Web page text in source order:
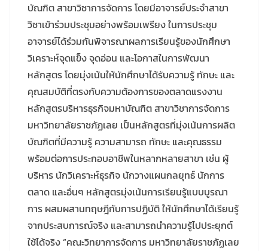
บัณฑิต สาขาวิชาการจัดการ โดยมีอาจารย์ประจำสาขา
วิชาเข้าร่วมประชุมอย่างพร้อมเพรียง ในการประชุม
อาจารย์ได้ร่วมกันพิจารณาผลการเรียนรู้ของนักศึกษา
วิเคราะห์จุดแข็ง จุดอ่อน และโอกาสในการพัฒนา
หลักสูตร โดยมุ่งเน้นให้นักศึกษาได้รับความรู้ ทักษะ และ
คุณสมบัติที่ตรงกับความต้องการของตลาดแรงงาน
หลักสูตรบริหารธุรกิจมหาบัณฑิต สาขาวิชาการจัดการ
มหาวิทยาลัยราชภัฏเลย เป็นหลักสูตรที่มุ่งเน้นการผลิต
บัณฑิตที่มีความรู้ ความสามารถ ทักษะ และคุณธรรม
พร้อมต่อการประกอบอาชีพในหลากหลายสาขา เช่น ผู้
บริหาร นักวิเคราะห์ธุรกิจ นักวางแผนกลยุทธ์ นักการ
ตลาด และอื่นๆ หลักสูตรมุ่งเน้นการเรียนรู้แบบบูรณา
การ ผสมผสานทฤษฎีกับการปฏิบัติ ให้นักศึกษาได้เรียนรู้
จากประสบการณ์จริง และสามารถนำความรู้ไปประยุกต์
ใช้ได้จริง “คณะวิทยาการจัดการ มหาวิทยาลัยราชภัฏเลย